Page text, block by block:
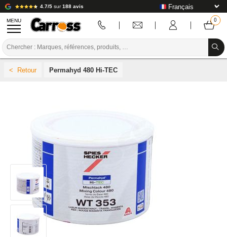
4.7/5 sur188 avis
MENU
CONSOMMABLE CARROSSERIE
OUTILLAGE CARROSSERIE
ÉQUIPEMENT ATELIER CARROSSERIE
INSTALLATION LABO
TUTORIEL & CONSEILS
Permahyd 480 Hi-TEC